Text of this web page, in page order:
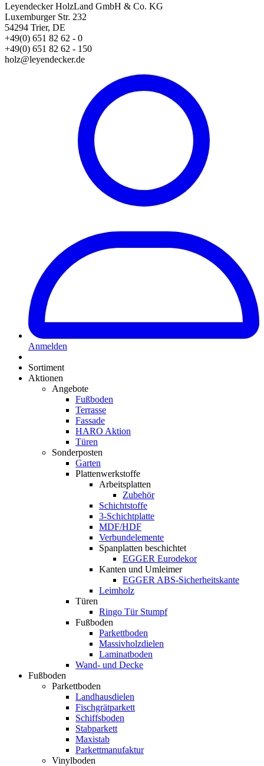
Leyendecker HolzLand GmbH & Co. KG
Luxemburger Str. 232
54294 Trier, DE
+49(0) 651 82 62 - 0
+49(0) 651 82 62 - 150
holz@leyendecker.de
Anmelden
Sortiment
Aktionen
Angebote
Fußboden
Terrasse
Fassade
HARO Aktion
Türen
Sonderposten
Garten
Plattenwerkstoffe
Arbeitsplatten
Zubehör
Schichtstoffe
3-Schichtplatte
MDF/HDF
Verbundelemente
Spanplatten beschichtet
EGGER Eurodekor
Kanten und Umleimer
EGGER ABS-Sicherheitskante
Leimholz
Türen
Ringo Tür Stumpf
Fußboden
Parkettboden
Massivholzdielen
Laminatboden
Wand- und Decke
Fußboden
Parkettboden
Landhausdielen
Fischgrätparkett
Schiffsboden
Stabparkett
Maxistab
Parkettmanufaktur
Vinylboden